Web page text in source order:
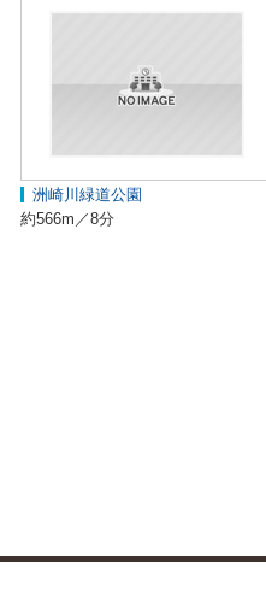
洲崎川緑道公園
約566m／8分